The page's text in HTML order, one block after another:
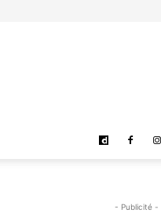
- Publicité -